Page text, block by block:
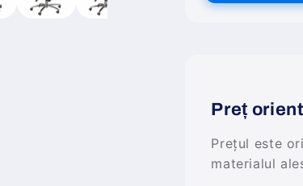
Preț
Prețul este
materialul